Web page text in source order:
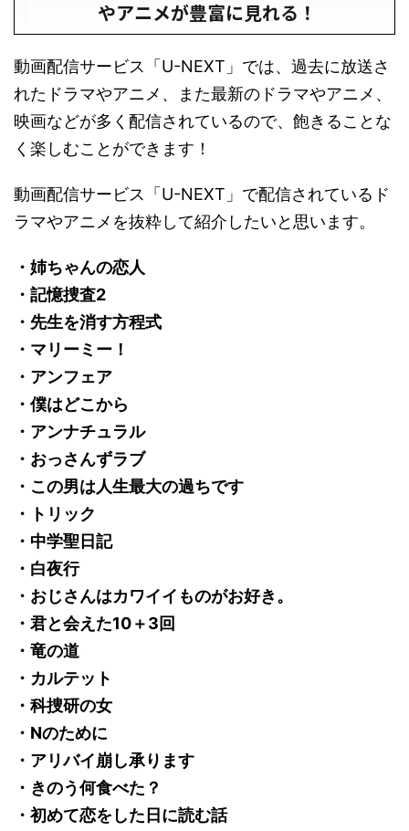
やアニメが豊富に見れる！
動画配信サービス「U-NEXT」では、過去に放送さ
れたドラマやアニメ、また最新のドラマやアニメ、
映画などが多く配信されているので、飽きることな
く楽しむことができます！
動画配信サービス「U-NEXT」で配信されているド
ラマやアニメを抜粋して紹介したいと思います。
・姉ちゃんの恋人
・記憶捜査2
・先生を消す方程式
・マリーミー！
・アンフェア
・僕はどこから
・アンナチュラル
・おっさんずラブ
・この男は人生最大の過ちです
・トリック
・中学聖日記
・白夜行
・おじさんはカワイイものがお好き。
・君と会えた10＋3回
・竜の道
・カルテット
・科捜研の女
・Nのために
・アリバイ崩し承ります
・きのう何食べた？
・初めて恋をした日に読む話